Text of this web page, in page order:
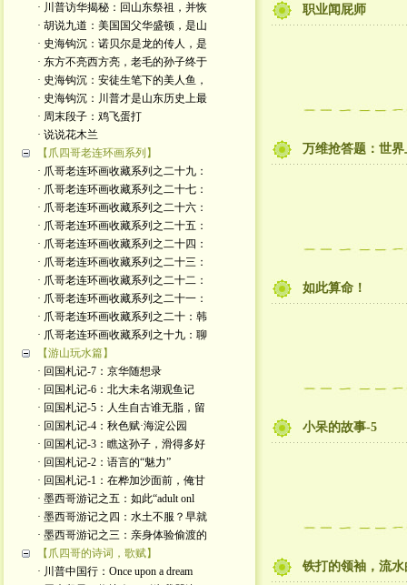
· 川普访华揭秘：回山东祭祖，并恢
· 胡说九道：美国国父华盛顿，是山
· 史海钩沉：诺贝尔是龙的传人，是
· 东方不亮西方亮，老毛的孙子终于
· 史海钩沉：安徒生笔下的美人鱼，
· 史海钩沉：川普才是山东历史上最
· 周末段子：鸡飞蛋打
· 说说花木兰
【爪四哥老连环画系列】
· 爪哥老连环画收藏系列之二十九：
· 爪哥老连环画收藏系列之二十七：
· 爪哥老连环画收藏系列之二十六：
· 爪哥老连环画收藏系列之二十五：
· 爪哥老连环画收藏系列之二十四：
· 爪哥老连环画收藏系列之二十三：
· 爪哥老连环画收藏系列之二十二：
· 爪哥老连环画收藏系列之二十一：
· 爪哥老连环画收藏系列之二十：韩
· 爪哥老连环画收藏系列之十九：聊
【游山玩水篇】
· 回国札记-7：京华随想录
· 回国札记-6：北大未名湖观鱼记
· 回国札记-5：人生自古谁无脂，留
· 回国札记-4：秋色赋·海淀公园
· 回国札记-3：瞧这孙子，滑得多好
· 回国札记-2：语言的“魅力”
· 回国札记-1：在桦加沙面前，俺甘
· 墨西哥游记之五：如此“adult onl
· 墨西哥游记之四：水土不服？早就
· 墨西哥游记之三：亲身体验偷渡的
【爪四哥的诗词，歌赋】
· 川普中国行：Once upon a dream
职业闻屁师
万维抢答题：世
如此算命！
小呆的故事-5
铁打的领袖，流